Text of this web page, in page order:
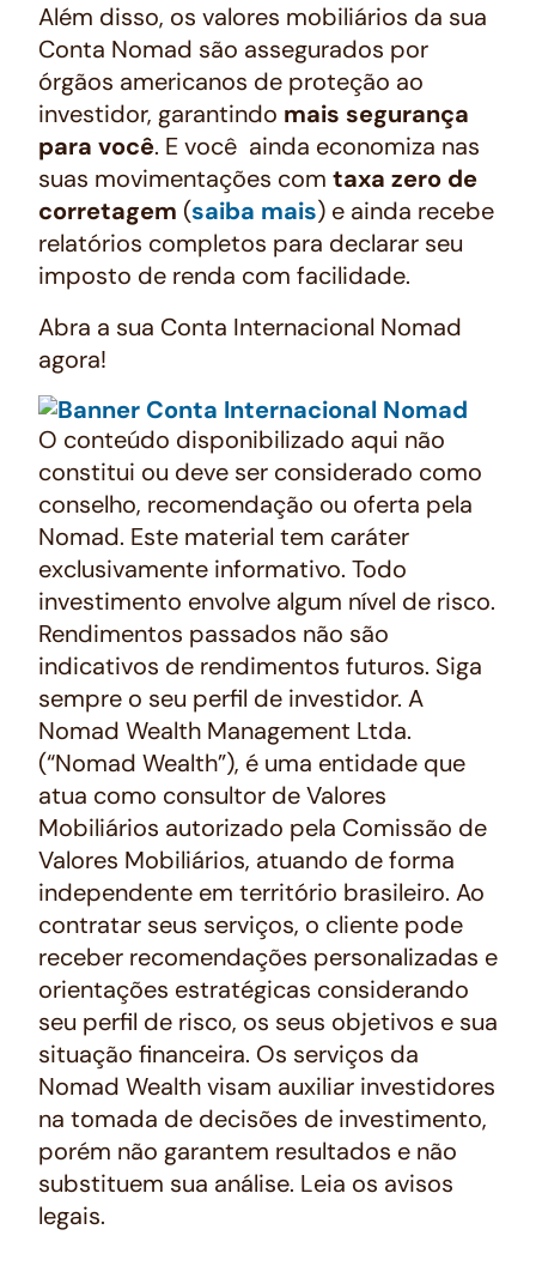
Além disso, os valores mobiliários da sua
Conta Nomad são assegurados por
órgãos americanos de proteção ao
investidor, garantindo mais segurança
para você. E você ainda economiza nas
suas movimentações com taxa zero de
corretagem (saiba mais) e ainda recebe
relatórios completos para declarar seu
imposto de renda com facilidade.
Abra a sua Conta Internacional Nomad
agora!
O conteúdo disponibilizado aqui não
constitui ou deve ser considerado como
conselho, recomendação ou oferta pela
Nomad. Este material tem caráter
exclusivamente informativo. Todo
investimento envolve algum nível de risco.
Rendimentos passados não são
indicativos de rendimentos futuros. Siga
sempre o seu perfil de investidor. A
Nomad Wealth Management Ltda.
(“Nomad Wealth”), é uma entidade que
atua como consultor de Valores
Mobiliários autorizado pela Comissão de
Valores Mobiliários, atuando de forma
independente em território brasileiro. Ao
contratar seus serviços, o cliente pode
receber recomendações personalizadas e
orientações estratégicas considerando
seu perfil de risco, os seus objetivos e sua
situação financeira. Os serviços da
Nomad Wealth visam auxiliar investidores
na tomada de decisões de investimento,
porém não garantem resultados e não
substituem sua análise. Leia os avisos
legais.